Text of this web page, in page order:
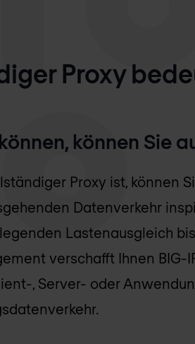
Proxy
können Sie
Proxy ist, können
Datenverkehr
Lastenausgleich
verschafft Ihnen BIG-
, Server- oder